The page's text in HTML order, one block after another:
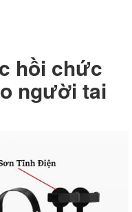
hồi chức
người tai